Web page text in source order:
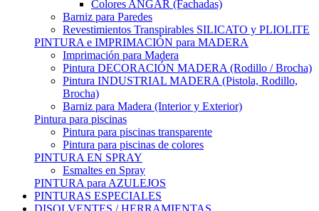
Colores ANGAR (Fachadas)
Barniz para Paredes
Revestimientos Transpirables SILICATO y PLIOLITE
PINTURA e IMPRIMACIÓN para MADERA
Imprimación para Madera
Pintura DECORACIÓN MADERA (Rodillo / Brocha)
Pintura INDUSTRIAL MADERA (Pistola, Rodillo,
Brocha)
Barniz para Madera (Interior y Exterior)
Pintura para piscinas
Pintura para piscinas transparente
Pintura para piscinas de colores
PINTURA EN SPRAY
Esmaltes en Spray
PINTURA para AZULEJOS
PINTURAS ESPECIALES
DISOLVENTES / HERRAMIENTAS